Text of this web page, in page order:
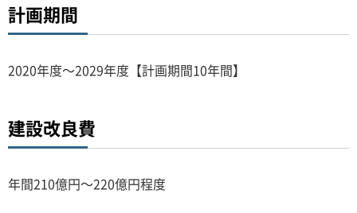
計画期間
2020年度～2029年度【計画期間10年間】
建設改良費
年間210億円～220億円程度